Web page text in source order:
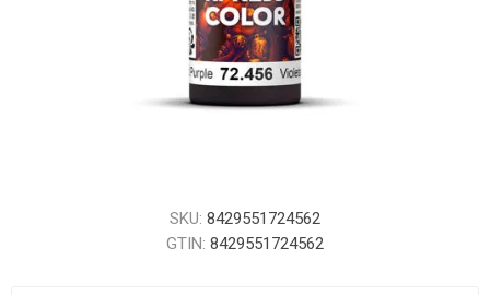
SKU: 8429551724562
GTIN: 8429551724562